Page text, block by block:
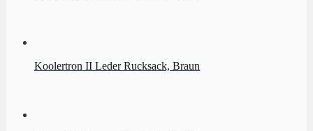
Koolertron II Leder Rucksack, Braun